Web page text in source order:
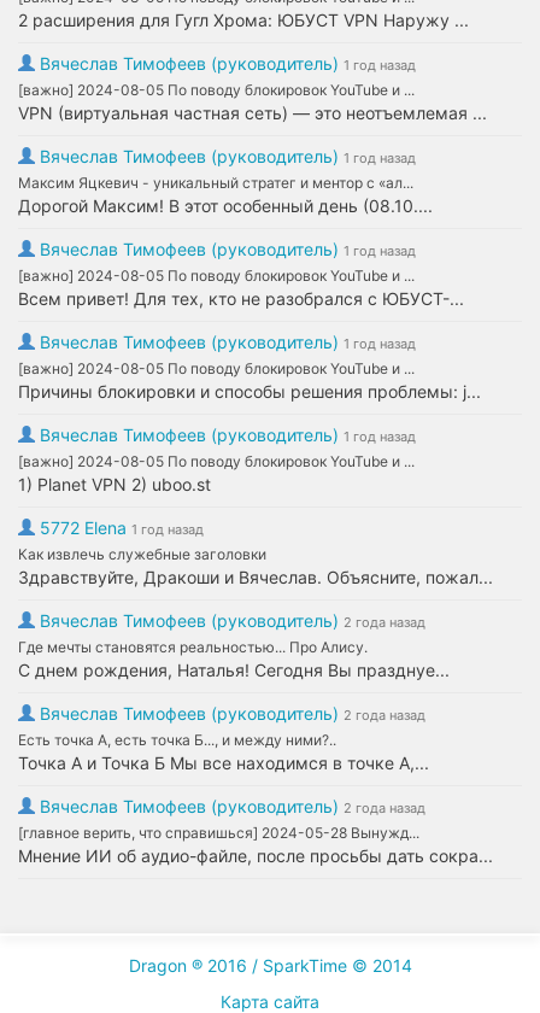
2 расширения для Гугл Хрома: ЮБУСТ VPN Наружу ...
Вячеслав Тимофеев (руководитель) 1 год назад
[важно] 2024-08-05 По поводу блокировок YouTube и ...
VPN (виртуальная частная сеть) — это неотъемлемая ...
Вячеслав Тимофеев (руководитель) 1 год назад
Максим Яцкевич - уникальный стратег и ментор с «ал...
Дорогой Максим! В этот особенный день (08.10....
Вячеслав Тимофеев (руководитель) 1 год назад
[важно] 2024-08-05 По поводу блокировок YouTube и ...
Всем привет! Для тех, кто не разобрался с ЮБУСТ-...
Вячеслав Тимофеев (руководитель) 1 год назад
[важно] 2024-08-05 По поводу блокировок YouTube и ...
Причины блокировки и способы решения проблемы: j...
Вячеслав Тимофеев (руководитель) 1 год назад
[важно] 2024-08-05 По поводу блокировок YouTube и ...
1) Planet VPN 2) uboo.st
5772 Elena 1 год назад
Как извлечь служебные заголовки
Здравствуйте, Дракоши и Вячеслав. Объясните, пожал...
Вячеслав Тимофеев (руководитель) 2 года назад
Где мечты становятся реальностью... Про Алису.
С днем рождения, Наталья! Сегодня Вы празднуе...
Вячеслав Тимофеев (руководитель) 2 года назад
Есть точка А, есть точка Б..., и между ними?..
Точка А и Точка Б Мы все находимся в точке А,...
Вячеслав Тимофеев (руководитель) 2 года назад
[главное верить, что справишься] 2024-05-28 Вынужд...
Мнение ИИ об аудио-файле, после просьбы дать сокра...
Dragon ® 2016 / SparkTime © 2014
Карта сайта